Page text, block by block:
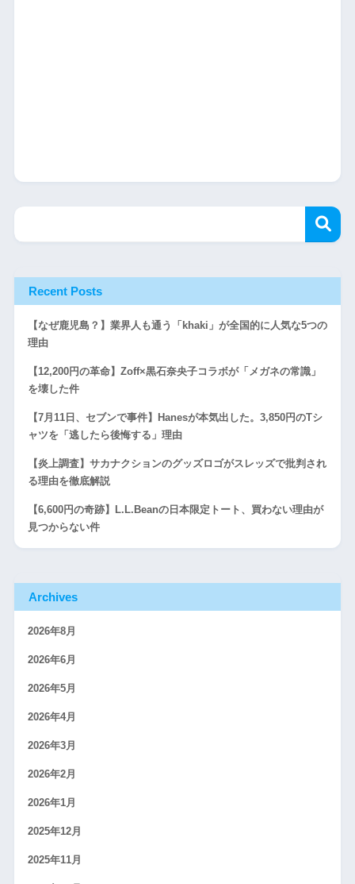
Recent Posts
【なぜ鹿児島？】業界人も通う「khaki」が全国的に人気な5つの
理由
【12,200円の革命】Zoff×黒石奈央子コラボが「メガネの常識」
を壊した件
【7月11日、セブンで事件】Hanesが本気出した。3,850円のTシ
ャツを「逃したら後悔する」理由
【炎上調査】サカナクションのグッズロゴがスレッズで批判され
る理由を徹底解説
【6,600円の奇跡】L.L.Beanの日本限定トート、買わない理由が
見つからない件
Archives
2026年8月
2026年6月
2026年5月
2026年4月
2026年3月
2026年2月
2026年1月
2025年12月
2025年11月